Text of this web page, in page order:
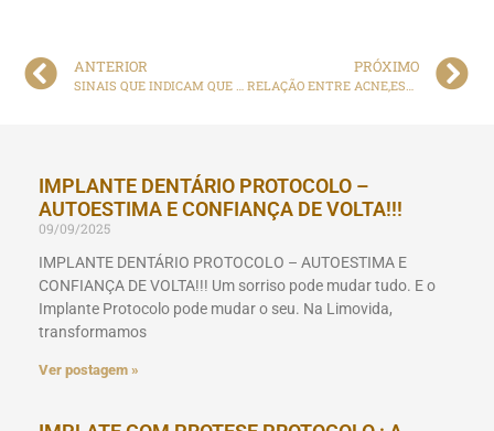
ANTERIOR PRÓXIMO
IMPLANTE DENTÁRIO PROTOCOLO –
AUTOESTIMA E CONFIANÇA DE VOLTA!!!
09/09/2025
IMPLANTE DENTÁRIO PROTOCOLO – AUTOESTIMA E
CONFIANÇA DE VOLTA!!! Um sorriso pode mudar tudo. E o
Implante Protocolo pode mudar o seu. Na Limovida,
transformamos
Ver postagem »